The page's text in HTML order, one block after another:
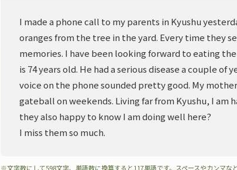
I made a phone call to my parents in Kyushu
oranges from the tree in the yard. Every time they
memories. I have been looking forward to eating
is 74 years old. He had a serious disease a couple
voice on the phone sounded pretty good. My
gateball on weekends. Living far from Kyushu, I am
they also happy to know I am doing well here?
I miss them so much.
※文字数にして598文字、単語数に換算すると117単語です。スペースやカンマな